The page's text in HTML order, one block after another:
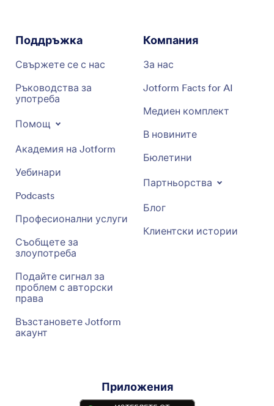
Поддръжка
Свържете се с нас
Ръководства за
употреба
Помощ
Академия на Jotform
Уебинари
Podcasts
Професионални услуги
Съобщете за
злоупотреба
Подайте сигнал за
проблем с авторски
права
Възстановете Jotform
акаунт
Компания
За нас
Jotform Facts for AI
Медиен комплект
В новините
Бюлетини
Партньорства
Блог
Клиентски истории
Приложения